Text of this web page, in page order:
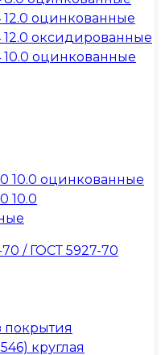
12.0 оцинкованные
12.0 оксидированные
10.0 оцинкованные
10.0 оцинкованные
10.0
/ ГОСТ 5927-70
покрытия
круглая